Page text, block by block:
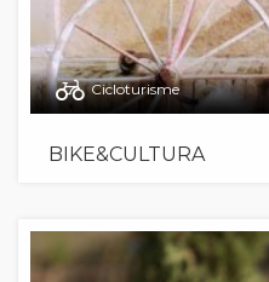
Cicloturisme
BIKE&CULTURA